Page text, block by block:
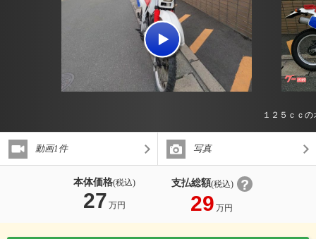
１２５ｃｃの
動画1件 写真
本体価格(税込)
27 万円
支払総額(税込)
29 万円